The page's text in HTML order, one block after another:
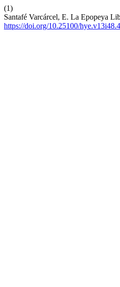
(1)
Santafé Varcárcel, E. La Epopeya
https://doi.org/10.25100/